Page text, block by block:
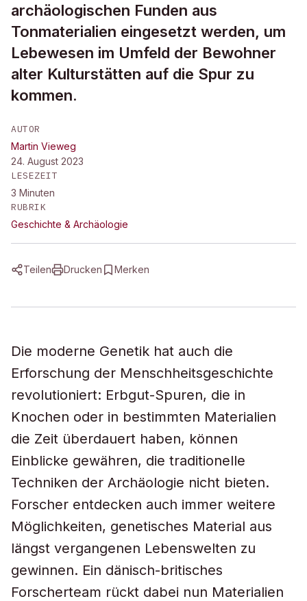
archäologischen Funden aus
Tonmaterialien eingesetzt werden, um
Lebewesen im Umfeld der Bewohner
alter Kulturstätten auf die Spur zu
kommen.
AUTOR
Martin Vieweg
24. August 2023
LESEZEIT
3 Minuten
RUBRIK
Geschichte & Archäologie
Teilen Drucken Merken
Die moderne Genetik hat auch die
Erforschung der Menschheitsgeschichte
revolutioniert: Erbgut-Spuren, die in
Knochen oder in bestimmten Materialien
die Zeit überdauert haben, können
Einblicke gewähren, die traditionelle
Techniken der Archäologie nicht bieten.
Forscher entdecken auch immer weitere
Möglichkeiten, genetisches Material aus
längst vergangenen Lebenswelten zu
gewinnen. Ein dänisch-britisches
Forscherteam rückt dabei nun Materialien